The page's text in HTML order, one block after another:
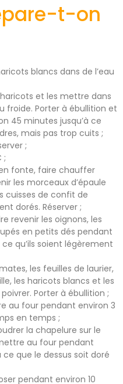
t-on
blancs dans de l’eau
et les mettre dans
froide. Porter à ébullition et
45 minutes jusqu’à ce
mais pas trop cuits ;
;
;
fonte, faire chauffer
les morceaux d’épaule
cuisses de confit de
dorés. Réserver ;
revenir les oignons, les
en petits dés pendant
ce qu’ils soient légèrement
les feuilles de laurier,
les haricots blancs et les
Porter à ébullition ;
au four pendant environ 3
en temps ;
la chapelure sur le
au four pendant
que le dessus soit doré
pendant environ 10